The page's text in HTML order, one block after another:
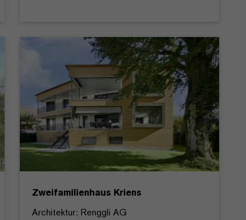
Zweifamilienhaus Kriens
Architektur: Renggli AG